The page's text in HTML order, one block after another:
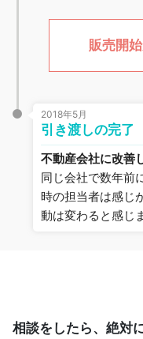
販売開
2018年5月
引き渡しの完了
不動産会社に改善
同じ会社で数年前
時の担当者は感じ
動は変わると感じ
相談をしたら、絶対